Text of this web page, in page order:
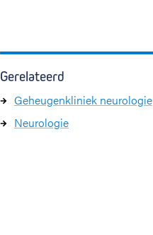
Gerelateerd
Geheugenkliniek neurologie
Neurologie